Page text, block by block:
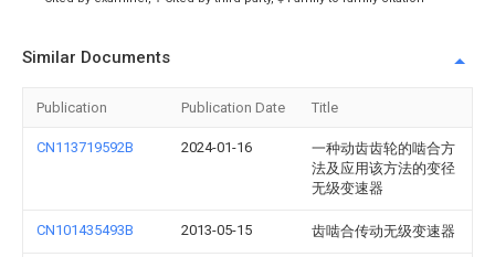
Similar Documents
Publication Publication Date Title
CN113719592B 2024-01-16
一种动齿齿轮的啮合方
法及应用该方法的变径
无级变速器
CN101435493B 2013-05-15 齿啮合传动无级变速器